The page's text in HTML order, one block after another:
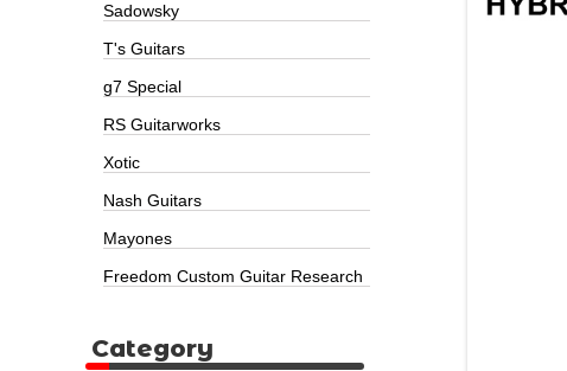
Sadowsky
T's Guitars
g7 Special
RS Guitarworks
Xotic
Nash Guitars
Mayones
Freedom Custom Guitar Research
Category